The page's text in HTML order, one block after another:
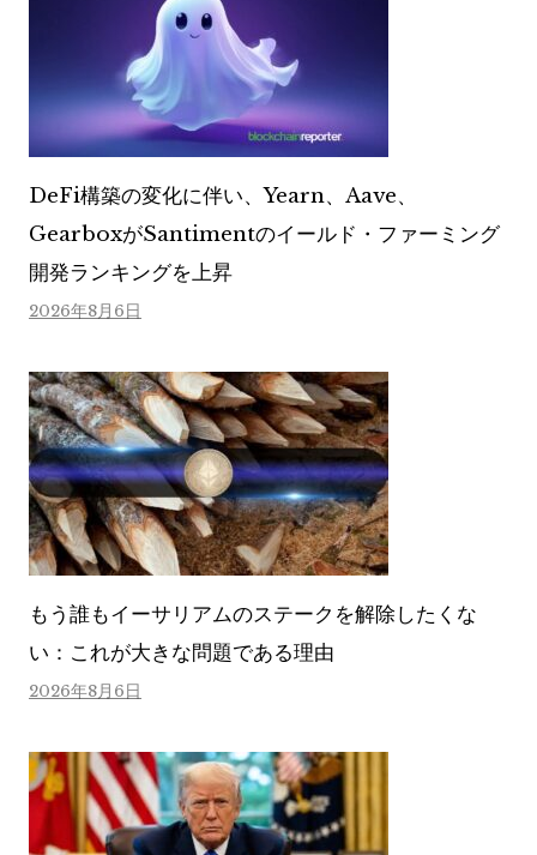
DeFi構築の変化に伴い、Yearn、Aave、
GearboxがSantimentのイールド・ファーミング
開発ランキングを上昇
2026年8月6日
もう誰もイーサリアムのステークを解除したくな
い：これが大きな問題である理由
2026年8月6日